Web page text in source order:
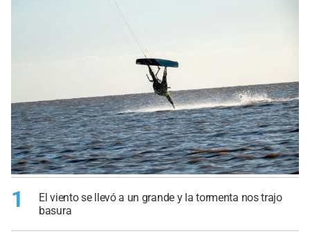
1
El viento se llevó a un grande y la tormenta nos trajo
basura